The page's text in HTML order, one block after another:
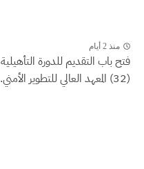
منذ 2 أيام
فتح باب التقديم للدورة التأهيلية
(32) المعهد العالي للتطوير الأمني...